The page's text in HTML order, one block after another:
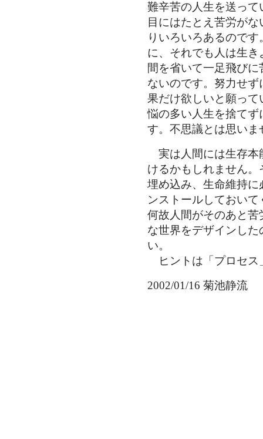
難辛苦の人生を送っ
目にはたとえ苦労が
りいろいろあるので
に、それでも人は生
間を省いて一足飛び
ないのです。努力せ
果だけ欲しいと願っ
悩の多い人生を捨て
す。不思議とは思いま
実は人間には生存本
けるかもしれません
埋め込み、生命維持
ンストールしておい
何故人間がそのあと
な世界をデザインし
い。
ヒントは「プロセス
2002/01/16 菊池静流